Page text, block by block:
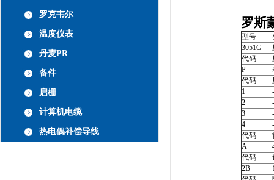
罗克韦尔
温度仪表
丹麦PR
备件
启栅
计算机电缆
热电偶补偿导线
罗斯
型号
3051G
代码
P
代码
1
2
3
4
代码
A
代码
2B